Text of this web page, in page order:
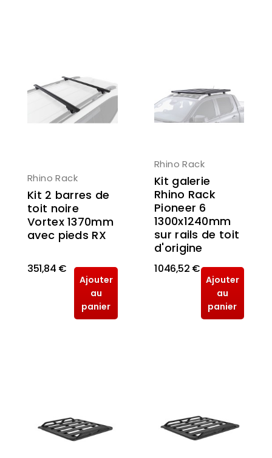
Rhino Rack
Kit 2 barres de
toit noire
Vortex 1370mm
avec pieds RX
351,84 €
Ajouter
au
panier
Rhino Rack
Kit galerie
Rhino Rack
Pioneer 6
1300x1240mm
sur rails de toit
d'origine
1 046,52 €
Ajouter
au
panier